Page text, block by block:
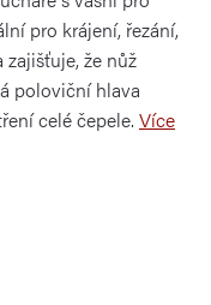
pro krájení, řezání,
že nůž
poloviční hlava
celé čepele. Více